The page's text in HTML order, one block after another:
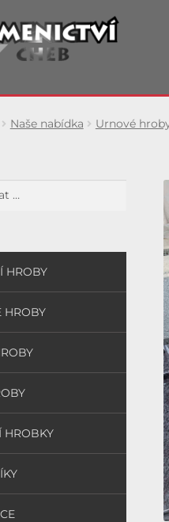
Naše nabídka Urnové
HROBY
HROBY
HROBKY